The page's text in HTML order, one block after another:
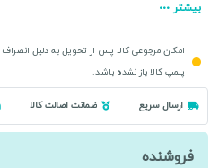
بیشتر
امکان مرجوعی کالا پس از تحویل به دلیل
پلمپ کالا باز نشده باشد.
ارسال سریع ضمانت اصالت کالا
فروشنده